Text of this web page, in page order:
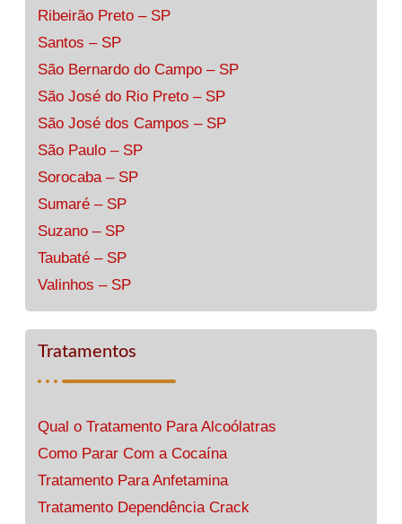
Ribeirão Preto – SP
Santos – SP
São Bernardo do Campo – SP
São José do Rio Preto – SP
São José dos Campos – SP
São Paulo – SP
Sorocaba – SP
Sumaré – SP
Suzano – SP
Taubaté – SP
Valinhos – SP
Tratamentos
Qual o Tratamento Para Alcoólatras
Como Parar Com a Cocaína
Tratamento Para Anfetamina
Tratamento Dependência Crack